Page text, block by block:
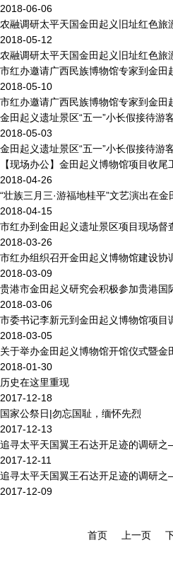
2018-06-06
农融调研太平天国金田起义旧址红色旅
2018-05-12
农融调研太平天国金田起义旧址红色旅
市红办邀请广西民族博物馆专家到金田
2018-05-10
市红办邀请广西民族博物馆专家到金田
金田起义遗址景区“五一”小长假接待游
2018-05-03
金田起义遗址景区“五一”小长假接待游
【现场办公】金田起义博物馆项目收尾
2018-04-26
“壮族三月三·游福地桂平”文艺演出在
2018-04-15
市红办到金田起义遗址景区项目现场督
2018-03-26
市红办组织召开金田起义博物馆建设协
2018-03-09
贵港市金田起义研究会积极参加贵港国
2018-03-06
市委书记李新元到金田起义博物馆项目
2018-03-05
关于举办金田起义博物馆开馆仪式暨金
2018-01-30
历史在这里重现
2017-12-18
国家公祭日|勿忘国耻，缅怀先烈
2017-12-13
追寻太平天国翼王石达开足迹的调研
2017-12-11
追寻太平天国翼王石达开足迹的调研
2017-12-09
首页 上一页